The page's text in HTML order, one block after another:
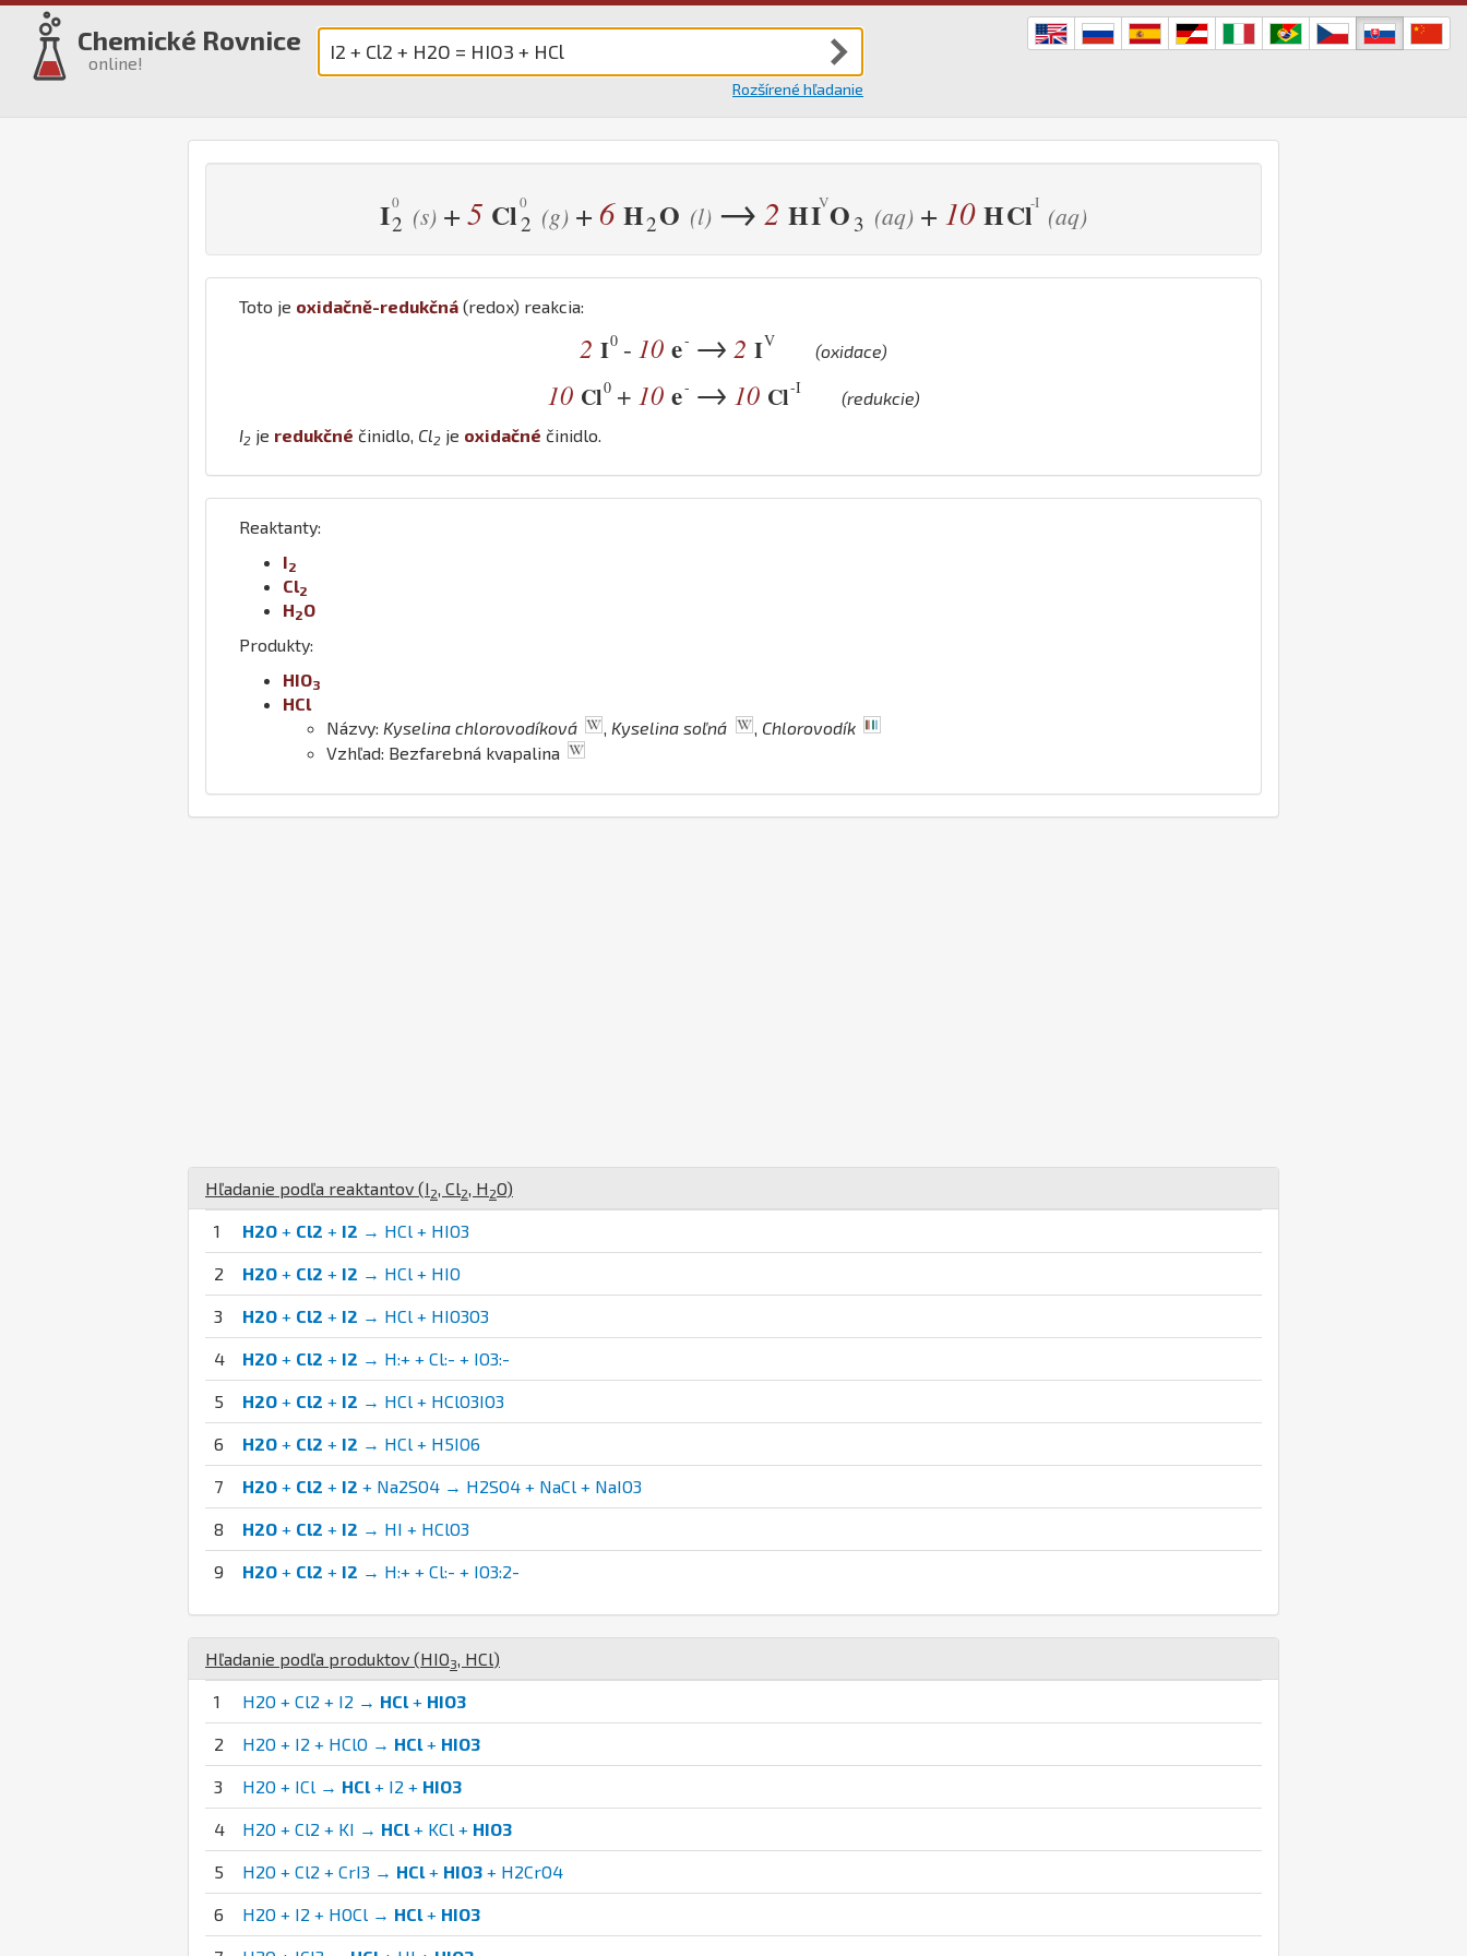
Chemické Rovnice
online!
Rozšírené hľadanie
I2 (s) +5 Cl2 (g) + 6 H2O (l) → 2 HI O 3 (aq) + 10 HCl (aq)
Toto je oxidačně-redukčná (redox) reakcia:
2 I0 - 10 e- → 2 IV
(oxidace)
10 Cl0 + 10 e- → 10 Cl-I
(redukcie)
I2 je redukčné činidlo, Cl2 je oxidačné činidlo.
Reaktanty:
I2
Cl2
H2O
Produkty:
HIO3
HCl
Názvy: Kyselina chlorovodíková , Kyselina soľná , Chlorovodík
Vzhľad: Bezfarebná kvapalina
Hľadanie podľa reaktantov (I 2, Cl2, H 2O)
1 H2O + Cl2 + I2 → HCl + HIO3
2 H2O + Cl2 + I2 → HCl + HIO
3 H2O + Cl2 + I2 → HCl + HIO3O3
4 H2O + Cl2 + I2 → H:+ + Cl:- + IO3:-
5 H2O + Cl2 + I2 → HCl + HClO3IO3
6 H2O + Cl2 + I2 → HCl + H5IO6
7 H2O + Cl2 + I2 + Na2SO4 → H2SO4 + NaCl + NaIO3
8 H2O + Cl2 + I2 → HI + HClO3
9 H2O + Cl2 + I2 → H:+ + Cl:- + IO3:2-
Hľadanie podľa produktov (HIO3, HCl)
1 H2O + Cl2 + I2 → HCl+ HIO3
2 H2O + I2 + HClO → HCl+ HIO3
3 H2O + ICl → HCl+ I2 + HIO3
4 H2O + Cl2 + KI → HCl+ KCl + HIO3
5 H2O + Cl2 + CrI3 → HCl+ HIO3 + H2CrO4
6 H2O + I2 + HOCl → HCl+ HIO3